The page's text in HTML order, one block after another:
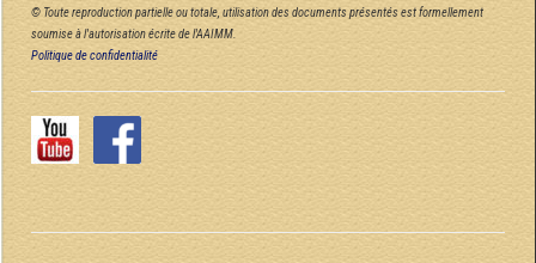
© Toute reproduction partielle ou totale, utilisation des documents présentés est formellement
soumise à l'autorisation écrite de l'AAIMM.
Politique de confidentialité